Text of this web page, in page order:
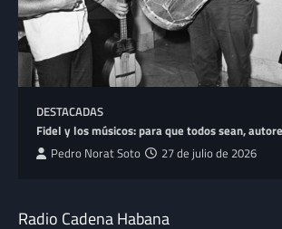
DESTACADAS
Fidel y los músicos: para que todos sean,
Pedro Norat Soto 27 de julio de 2026
Radio Cadena Habana